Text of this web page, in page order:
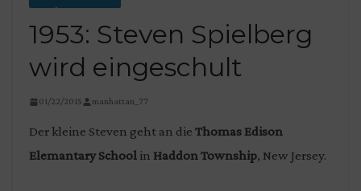
1953: Steven Spielberg
wird eingeschult
01/22/2015 manhattan_77
Der kleine Steven geht an die Thomas Edison
Elemantary School in Haddon Township, New Jersey.